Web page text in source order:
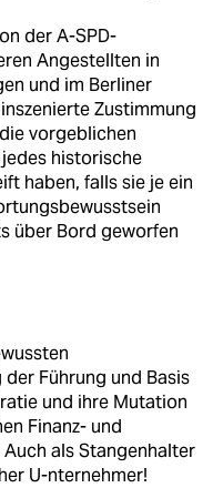
der A-SPD-
Angestellten in
und im Berliner
Zustimmung
vorgeblichen
historische
haben, falls sie je ein
über Bord geworfen
Führung und Basis
und ihre Mutation
Finanz- und
als Stangenhalter
U-nternehmer!